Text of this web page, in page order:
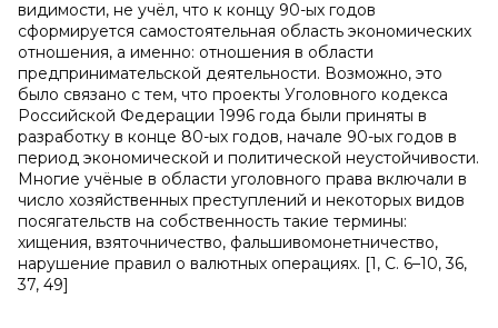
видимости, не учёл, что к концу 90-ых годов
сформируется самостоятельная область экономических
отношения, а именно: отношения в области
предпринимательской деятельности. Возможно, это
было связано с тем, что проекты Уголовного кодекса
Российской Федерации 1996 года были приняты в
разработку в конце 80-ых годов, начале 90-ых годов в
период экономической и политической неустойчивости.
Многие учёные в области уголовного права включали в
число хозяйственных преступлений и некоторых видов
посягательств на собственность такие термины:
хищения, взяточничество, фальшивомонетничество,
нарушение правил о валютных операциях. [1, С. 6–10, 36,
37, 49]